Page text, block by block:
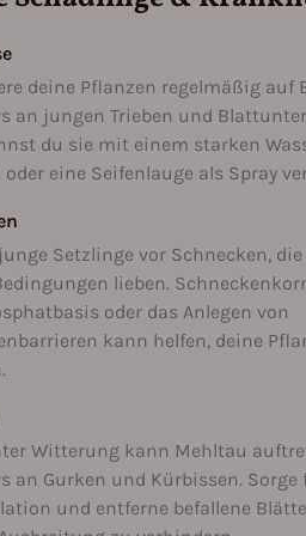
deine Pflanzen regelmäßig auf
an jungen Trieben und
du sie mit einem starken
eine Seifenlauge als Spray
Setzlinge vor Schnecken, die
lieben.
oder das Anlegen von
kann helfen, deine
Witterung kann Mehltau
an Gurken und Kürbissen. Sorge
und entferne befallene